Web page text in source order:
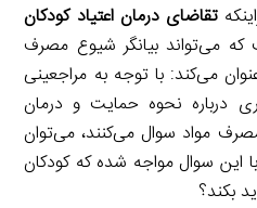
تقاضای درمان اعتیاد کودکان
می‌تواند بیانگر شیوع مصرف
می‌کند: با توجه به مراجعینی
درباره نحوه حمایت و درمان
مواد سوال می‌کنند، می‌توان
این سوال مواجه شده که کودکان
بکند؟